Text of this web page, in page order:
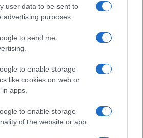
user data to be sent to
advertising purposes.
to send me
to enable storage
like cookies on web or
apps.
to enable storage
of the website or app.
Hatóság a Hannaton
közösségi
indított, azzal a
mikvét egy mai mikve
kibuc területén. A projekt a
Minisztérium, a
Tanács és a helyi
is elnyerte.